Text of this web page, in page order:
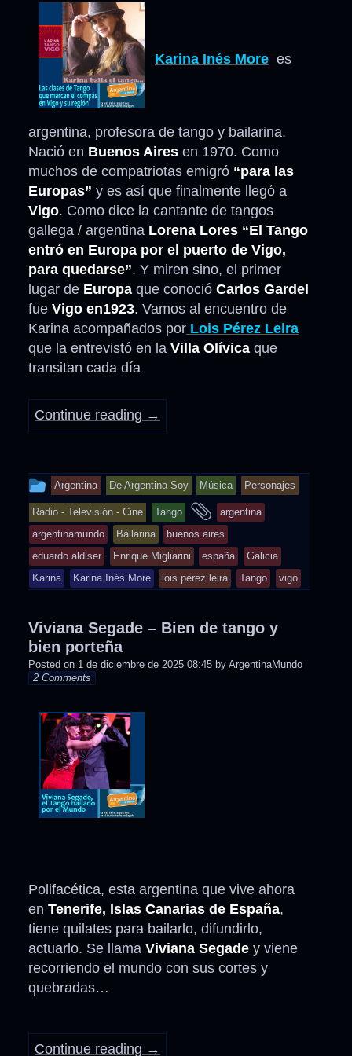
Karina Inés More es
argentina, profesora de tango y bailarina.
Nació en Buenos Aires en 1970. Como
muchos de compatriotas emigró “para las
Europas” y es así que finalmente llegó a
Vigo. Como dice la cantante de tangos
gallega / argentina Lorena Lores “El Tango
entró en Europa por el puerto de Vigo,
para quedarse”. Y miren sino, el primer
lugar de Europa que conoció Carlos Gardel
fue Vigo en1923. Vamos al encuentro de
Karina acompañados por Lois Pérez Leira
que la entrevistó en la Villa Olívica que
transitan cada día
Continue reading →
This
entry
was
posted
in
Argentina De Argentina Soy Música Personajes
Radio - Televisión - Cine Tango
and
tagged
argentina
argentinamundo
Bailarina
buenos aires
eduardo aldiser
Enrique Migliarini españa
Galicia
Karina
Karina Inés More lois perez leira Tango vigo
Viviana Segade – Bien de tango y
bien porteña
Posted on 1 de diciembre de 2025 08:45 by ArgentinaMundo
2 Comments
Polifacética, esta argentina que vive ahora
en Tenerife, Islas Canarias de España,
tiene quilates para bailarlo, difundirlo,
actuarlo. Se llama Viviana Segade y viene
recorriendo el mundo con sus cortes y
quebradas…
Continue reading →